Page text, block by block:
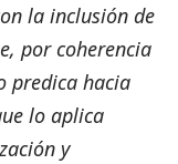
la inclusión de
por coherencia
predica hacia
lo aplica
y